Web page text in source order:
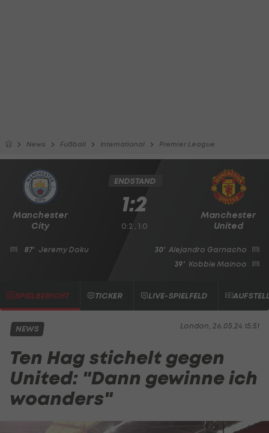
News Fußball International Premier League
Manchester
City
Manchester
United
ENDSTAND
1:2
0:2 , 1:0
87' Jeremy Doku 30' Alejandro Garnacho
39' Kobbie Mainoo
SPIELBERICHT TICKER LIVE-SPIELFELD
London, 26.05.24 15:51
NEWS
Ten Hag stichelt gegen
United: "Dann gewinne ich
woanders"